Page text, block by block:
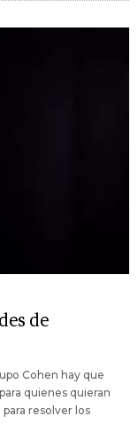
de
Cohen hay que
quienes quieran
resolver los